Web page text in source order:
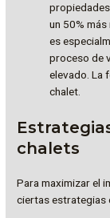
un 50%
es
proceso de
elevado. La
chalet.
chalets
Para maximizar el
ciertas estrategias